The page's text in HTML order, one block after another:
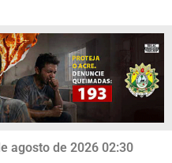
agosto de 2026 02:30